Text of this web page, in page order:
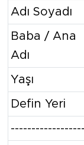
Adı Soyadı
Baba / Ana
Adı
Yaşı
Defin Yeri